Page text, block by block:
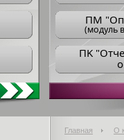
ПM
(модуль
ПK
Главная О